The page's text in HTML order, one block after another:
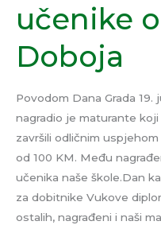
učenike
Doboja
Povodom Dana Grada
nagradio je maturante
završili odličnim
od 100 KM. Među
učenika naše škole.Dan
za dobitnike Vukove
ostalih, nagrađeni i naši